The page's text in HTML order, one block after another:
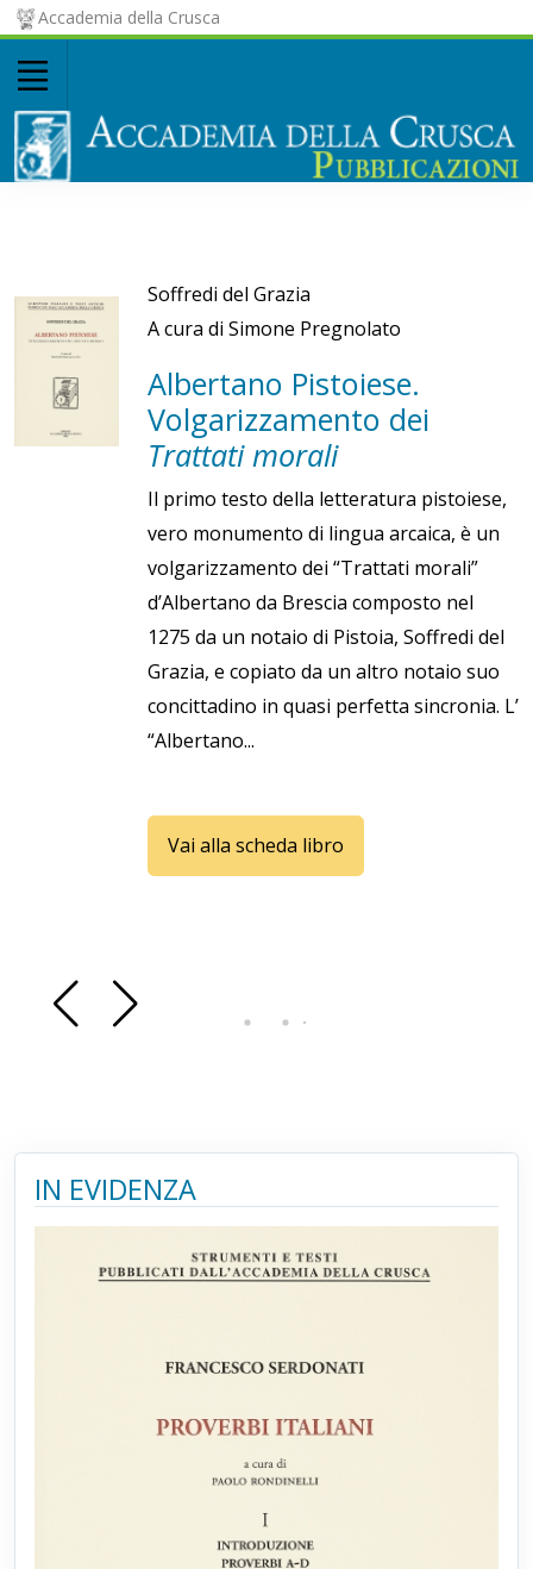
Accademia della Crusca
Soffredi del Grazia
A cura di Simone Pregnolato
Albertano Pistoiese.
Volgarizzamento dei
Trattati morali
Il primo testo della letteratura pistoiese,
vero monumento di lingua arcaica, è un
volgarizzamento dei “Trattati morali”
d’Albertano da Brescia composto nel
1275 da un notaio di Pistoia, Soffredi del
Grazia, e copiato da un altro notaio suo
concittadino in quasi perfetta sincronia. L’
“Albertano...
Vai alla scheda libro
IN EVIDENZA